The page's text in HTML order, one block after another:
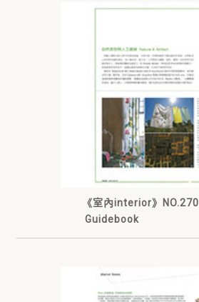
《室內interior》NO.270
Guidebook